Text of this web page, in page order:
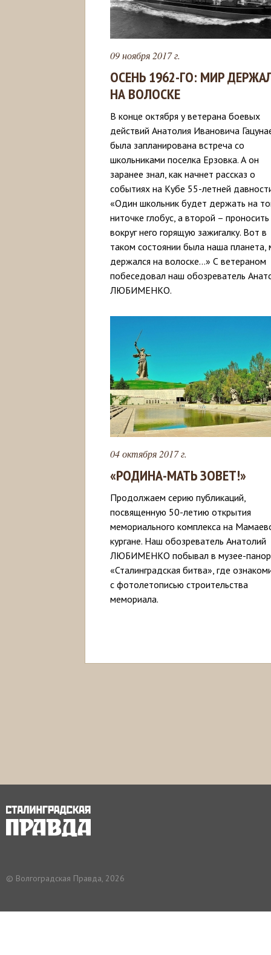
09 ноября 2017 г.
ОСЕНЬ 1962-ГО: МИР
НА ВОЛОСКЕ
В конце октября у ветерана боевых
действий Анатолия Ивановича
была запланирована встреча со
школьниками поселка Ерзовка. А он
заранее знал, как начнет рассказ о
событиях на Кубе 55-летней
«Один школьник будет держать на
ниточке глобус, а второй – проносить
вокруг него горящую зажигалку. Вот в
таком состоянии была наша планета,
держался на волоске…» С ветераном
побеседовал наш обозреватель
ЛЮБИМЕНКО.
04 октября 2017 г.
«РОДИНА-МАТЬ ЗОВЕТ!»
Продолжаем серию публикаций,
посвященную 50-летию открытия
мемориального комплекса на
кургане. Наш обозреватель Анатолий
ЛЮБИМЕНКО побывал в музее-
«Сталинградская битва», где
с фотолетописью строительства
мемориала.
© Волгоградская Правда, 2026